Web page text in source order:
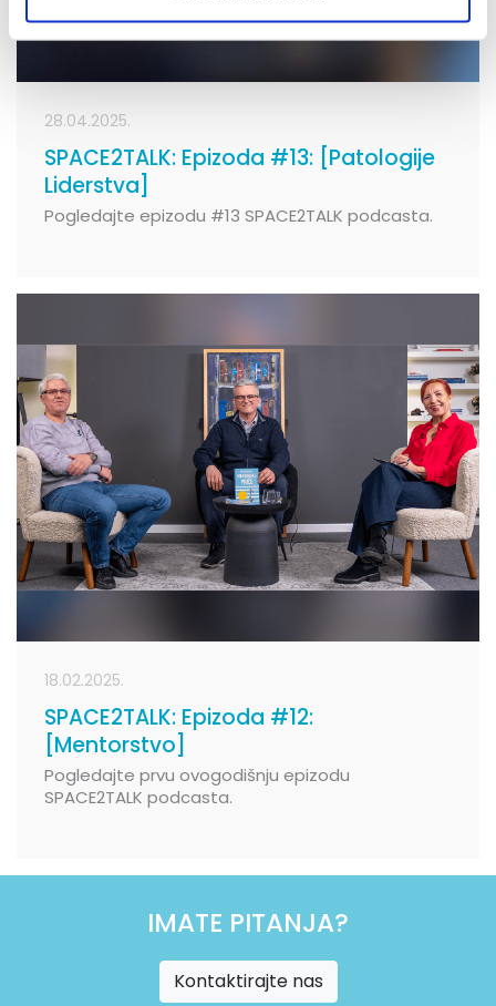
28.04.2025.
SPACE2TALK: Epizoda #13: [Patologije
Liderstva]
Pogledajte epizodu #13 SPACE2TALK podcasta.
18.02.2025.
SPACE2TALK: Epizoda #12:
[Mentorstvo]
Pogledajte prvu ovogodišnju epizodu
SPACE2TALK podcasta.
IMATE PITANJA?
Kontaktirajte nas